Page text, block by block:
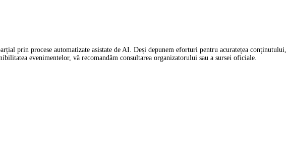
prin procese automatizate asistate de AI. Deși depunem eforturi pentru acuratețea
evenimentelor, vă recomandăm consultarea organizatorului sau a sursei oficiale.